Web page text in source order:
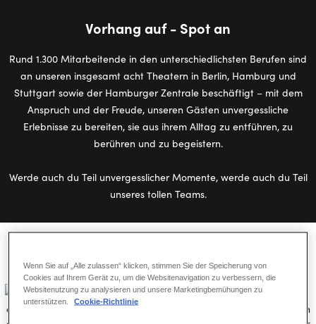
Vorhang auf - Spot an
Rund 1.300 Mitarbeitende in den unterschiedlichsten Berufen sind
an unseren insgesamt acht Theatern in Berlin, Hamburg und
Stuttgart sowie der Hamburger Zentrale beschäftigt – mit dem
Anspruch und der Freude, unseren Gästen unvergessliche
Erlebnisse zu bereiten, sie aus ihrem Alltag zu entführen, zu
berühren und zu begeistern.
Werde auch du Teil unvergesslicher Momente, werde auch du Teil
unseres tollen Teams.
Wenn Sie auf „Alle zulassen“ klicken, stimmen Sie der Speicherung von
Cookies auf Ihrem Gerät zu, um die Websitenavigation zu verbessern, die
Websitenutzung zu analysieren und unsere Marketingbemühungen zu
unterstützen.
Cookie-Richtlinie